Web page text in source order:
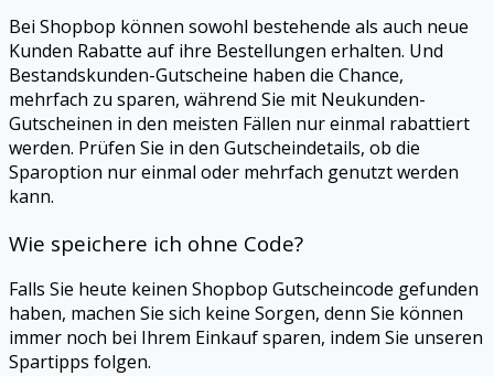
Bei Shopbop können sowohl bestehende als auch neue
Kunden Rabatte auf ihre Bestellungen erhalten. Und
Bestandskunden-Gutscheine haben die Chance,
mehrfach zu sparen, während Sie mit Neukunden-
Gutscheinen in den meisten Fällen nur einmal rabattiert
werden. Prüfen Sie in den Gutscheindetails, ob die
Sparoption nur einmal oder mehrfach genutzt werden
kann.
Wie speichere ich ohne Code?
Falls Sie heute keinen Shopbop Gutscheincode gefunden
haben, machen Sie sich keine Sorgen, denn Sie können
immer noch bei Ihrem Einkauf sparen, indem Sie unseren
Spartipps folgen.